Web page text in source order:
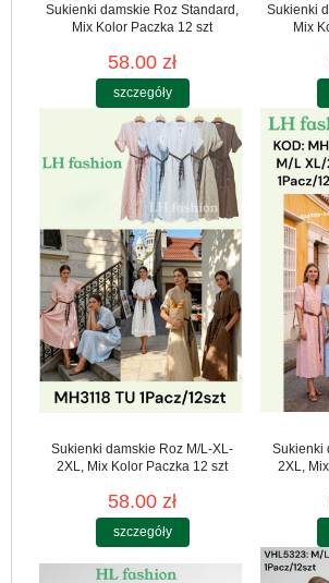
Sukienki damskie Roz Standard,
Mix Kolor Paczka 12 szt
58.00 zł
szczegóły
Sukienki
Mix
Sukienki damskie Roz M/L-XL-
2XL, Mix Kolor Paczka 12 szt
58.00 zł
szczegóły
Sukienki
2XL,